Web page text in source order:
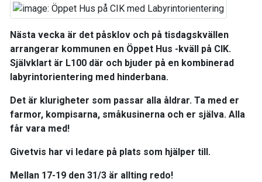
Nästa vecka är det påsklov och på tisdagskvällen
arrangerar kommunen en Öppet Hus -kväll på CIK.
Självklart är L100 där och bjuder på en kombinerad
labyrintorientering med hinderbana.
Det är klurigheter som passar alla åldrar. Ta med er
farmor, kompisarna, småkusinerna och er själva. Alla
får vara med!
Givetvis har vi ledare på plats som hjälper till.
Mellan 17-19 den 31/3 är allting redo!